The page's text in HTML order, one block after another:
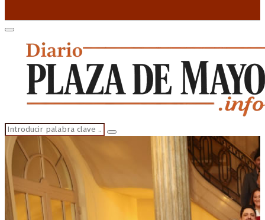
Primary
Menu
Search
for:
Search